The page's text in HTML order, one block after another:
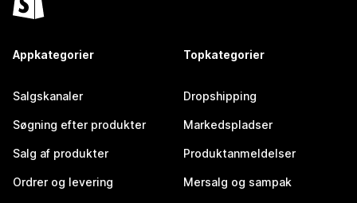
Appkategorier
Salgskanaler
Søgning efter produkter
Salg af produkter
Ordrer og levering
Topkategorier
Dropshipping
Markedspladser
Produktanmeldelser
Mersalg og sampak